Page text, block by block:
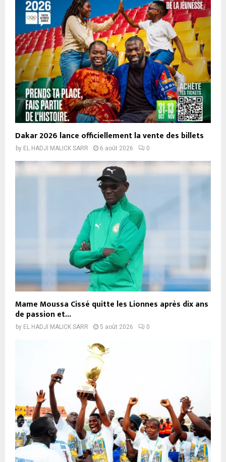
Dakar 2026 lance officiellement la vente des billets
by EL HADJI MALICK SARR 6 août 2026 0
Mame Moussa Cissé quitte les Lionnes après dix ans
de passion et...
by EL HADJI MALICK SARR 5 août 2026 0